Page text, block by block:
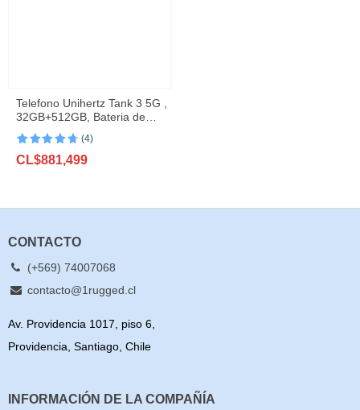
Telefono Unihertz Tank 3 5G ,
32GB+512GB, Bateria de
23800mAh, 200MP
con4.75de
5 en base
(4)
CL$881,499
CONTACTO
(+569) 74007068
contacto@1rugged.cl
Av. Providencia 1017, piso 6,
Providencia, Santiago, Chile
INFORMACIÓN DE LA COMPAÑÍA